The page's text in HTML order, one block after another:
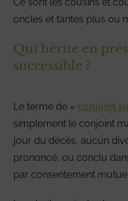
oncles et tantes plus ou
Qui hérite en
successible ?
Le terme de « conjoint
simplement le conjoint
jour du décès, aucun
prononcé, ou conclu
par consentement